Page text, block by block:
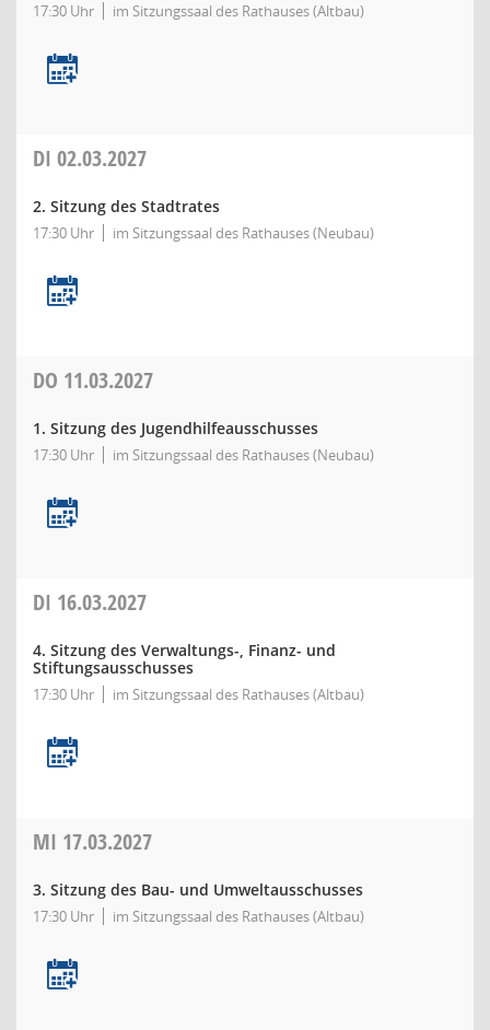
17:30 Uhr im Sitzungssaal des Rathauses (Altbau)
DI 02.03.2027
2. Sitzung des Stadtrates
17:30 Uhr im Sitzungssaal des Rathauses (Neubau)
DO 11.03.2027
1. Sitzung des Jugendhilfeausschusses
17:30 Uhr im Sitzungssaal des Rathauses (Neubau)
DI 16.03.2027
4. Sitzung des Verwaltungs-, Finanz- und
Stiftungsausschusses
17:30 Uhr im Sitzungssaal des Rathauses (Altbau)
MI 17.03.2027
3. Sitzung des Bau- und Umweltausschusses
17:30 Uhr im Sitzungssaal des Rathauses (Altbau)